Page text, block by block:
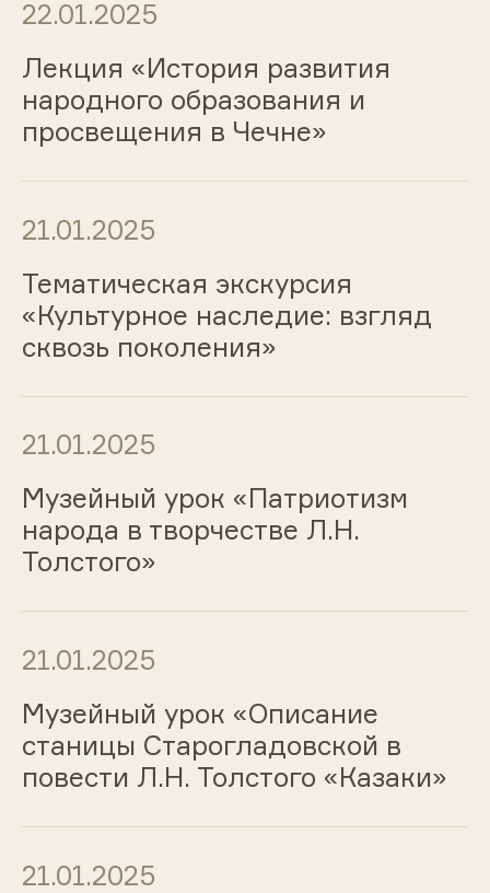
22.01.2025
Лекция «История развития
народного образования и
просвещения в Чечне»
21.01.2025
Тематическая экскурсия
«Культурное наследие: взгляд
сквозь поколения»
21.01.2025
Музейный урок «Патриотизм
народа в творчестве Л.Н.
Толстого»
21.01.2025
Музейный урок «Описание
станицы Старогладовской в
повести Л.Н. Толстого «Казаки»
21.01.2025